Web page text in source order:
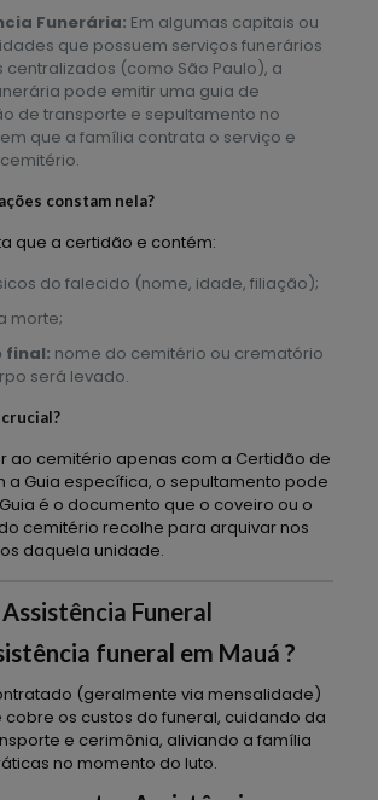
Funerária: Em algumas capitais ou
que possuem serviços funerários
centralizados (como São Paulo), a
pode emitir uma guia de
de transporte e sepultamento no
que a família contrata o serviço e
constam nela?
que a certidão e contém:
do falecido (nome, idade, filiação);
morte;
final: nome do cemitério ou crematório
será levado.
ao cemitério apenas com a Certidão de
a Guia específica, o sepultamento pode
é o documento que o coveiro ou o
cemitério recolhe para arquivar nos
daquela unidade.
Funeral
funeral em Mauá ?
(geralmente via mensalidade)
cobre os custos do funeral, cuidando da
e cerimônia, aliviando a família
no momento do luto.